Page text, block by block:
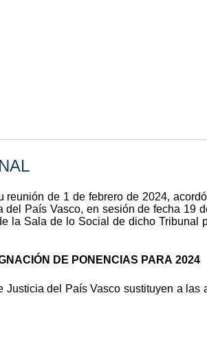
de 1 de febrero de 2024,
País Vasco, en sesión de fecha 19
la Sala de lo Social de dicho Tribunal
DE PONENCIAS PARA 2024
del País Vasco sustituyen a las